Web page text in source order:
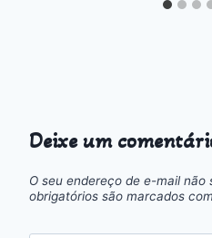
Deixe um
O seu endereço de e-mail não
obrigatórios são marcados com